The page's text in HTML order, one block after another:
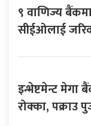
९ वाणिज्य
सीईओलाई
इन्भेष्टमेन्ट
रोक्का, पक्राउ